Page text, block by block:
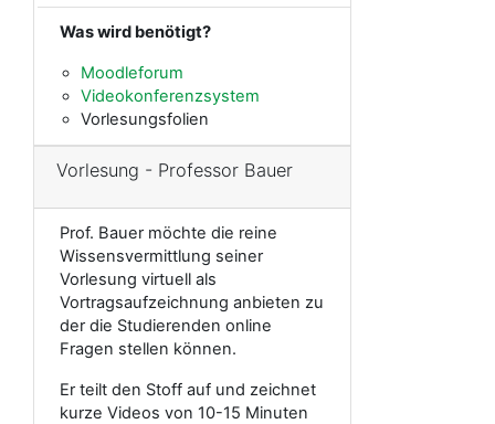
Was wird benötigt?
Moodleforum
Videokonferenzsystem
Vorlesungsfolien
Vorlesung - Professor Bauer
Prof. Bauer möchte die reine
Wissensvermittlung seiner
Vorlesung virtuell als
Vortragsaufzeichnung anbieten zu
der die Studierenden online
Fragen stellen können.
Er teilt den Stoff auf und zeichnet
kurze Videos von 10-15 Minuten